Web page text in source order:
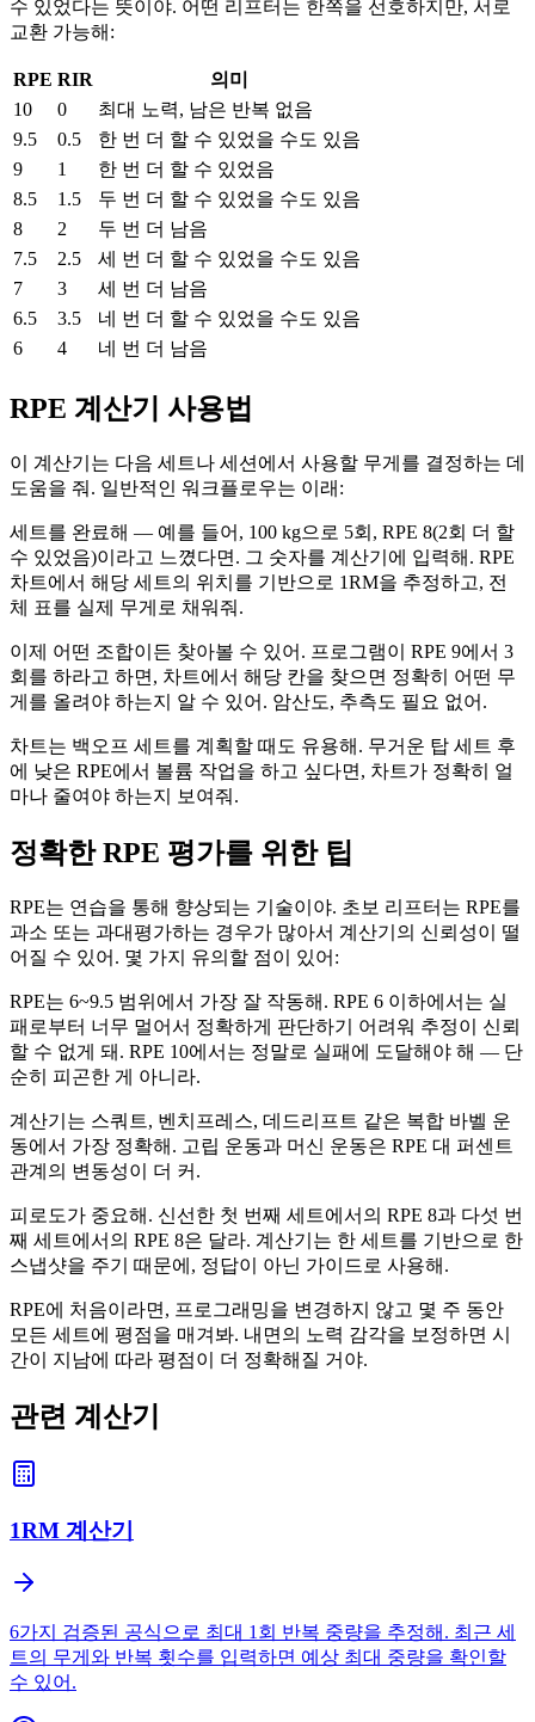
수 있었다는 뜻이야. 어떤 리프터는 한쪽을 선호하지만, 서로
교환 가능해:
RPE RIR
의미
10
0
최대 노력, 남은 반복 없음
9.5
0.5
한 번 더 할 수 있었을 수도 있음
9
1
한 번 더 할 수 있었음
8.5
1.5
두 번 더 할 수 있었을 수도 있음
8
2
두 번 더 남음
7.5
2.5
세 번 더 할 수 있었을 수도 있음
7
3
세 번 더 남음
6.5
3.5
네 번 더 할 수 있었을 수도 있음
6
4 네 번 더 남음
RPE 계산기 사용법
이 계산기는 다음 세트나 세션에서 사용할 무게를 결정하는 데
도움을 줘. 일반적인 워크플로우는 이래:
세트를 완료해 — 예를 들어, 100 kg으로 5회, RPE 8(2회 더 할
수 있었음)이라고 느꼈다면. 그 숫자를 계산기에 입력해. RPE
차트에서 해당 세트의 위치를 기반으로 1RM을 추정하고, 전
체 표를 실제 무게로 채워줘.
이제 어떤 조합이든 찾아볼 수 있어. 프로그램이 RPE 9에서 3
회를 하라고 하면, 차트에서 해당 칸을 찾으면 정확히 어떤 무
게를 올려야 하는지 알 수 있어. 암산도, 추측도 필요 없어.
차트는 백오프 세트를 계획할 때도 유용해. 무거운 탑 세트 후
에 낮은 RPE에서 볼륨 작업을 하고 싶다면, 차트가 정확히 얼
마나 줄여야 하는지 보여줘.
정확한 RPE 평가를 위한 팁
RPE는 연습을 통해 향상되는 기술이야. 초보 리프터는 RPE를
과소 또는 과대평가하는 경우가 많아서 계산기의 신뢰성이 떨
어질 수 있어. 몇 가지 유의할 점이 있어:
RPE는 6~9.5 범위에서 가장 잘 작동해. RPE 6 이하에서는 실
패로부터 너무 멀어서 정확하게 판단하기 어려워 추정이 신뢰
할 수 없게 돼. RPE 10에서는 정말로 실패에 도달해야 해 — 단
순히 피곤한 게 아니라.
계산기는 스쿼트, 벤치프레스, 데드리프트 같은 복합 바벨 운
동에서 가장 정확해. 고립 운동과 머신 운동은 RPE 대 퍼센트
관계의 변동성이 더 커.
피로도가 중요해. 신선한 첫 번째 세트에서의 RPE 8과 다섯 번
째 세트에서의 RPE 8은 달라. 계산기는 한 세트를 기반으로 한
스냅샷을 주기 때문에, 정답이 아닌 가이드로 사용해.
RPE에 처음이라면, 프로그래밍을 변경하지 않고 몇 주 동안
모든 세트에 평점을 매겨봐. 내면의 노력 감각을 보정하면 시
간이 지남에 따라 평점이 더 정확해질 거야.
관련 계산기
1RM 계산기
6가지 검증된 공식으로 최대 1회 반복 중량을 추정해. 최근 세
트의 무게와 반복 횟수를 입력하면 예상 최대 중량을 확인할
수 있어.